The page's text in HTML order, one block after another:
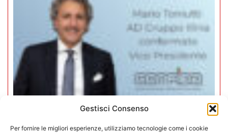
Gestisci Consenso
Per fornire le migliori esperienze, utilizziamo tecnologie come i cookie